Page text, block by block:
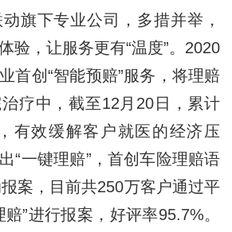
下专业公司，多措并举，
验，让服务更有“温度”。2020
首创“智能预赔”服务，将理赔
疗中，截至12月20日，累计
有效缓解客户就医的经济压
“一键理赔”，首创车险理赔语
案，目前共250万客户通过平
”进行报案，好评率95.7%。